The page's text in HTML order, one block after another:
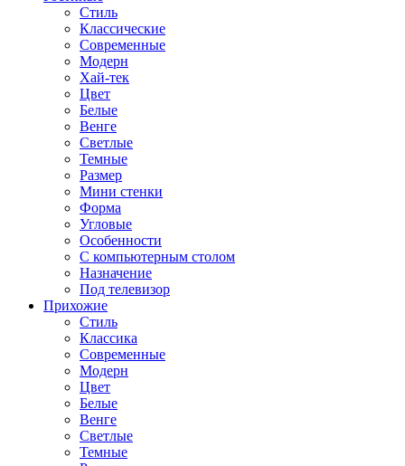
Стиль
Классические
Современные
Модерн
Хай-тек
Цвет
Белые
Венге
Светлые
Темные
Размер
Мини стенки
Форма
Угловые
Особенности
С компьютерным столом
Назначение
Под телевизор
Прихожие
Стиль
Классика
Современные
Модерн
Цвет
Белые
Венге
Светлые
Темные